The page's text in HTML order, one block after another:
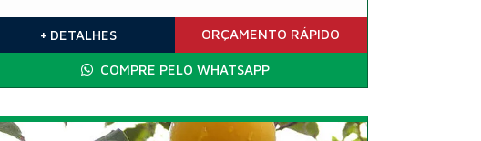
+ DETALHES
ORÇAMENTO RÁPIDO
COMPRE PELO WHATSAPP